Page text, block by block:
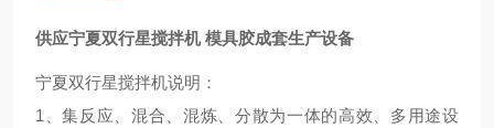
供应宁夏双行星搅拌机 模具胶成套生产设备
宁夏双行星搅拌机说明：
1、集反应、混合、混炼、分散为一体的高效、多用途设